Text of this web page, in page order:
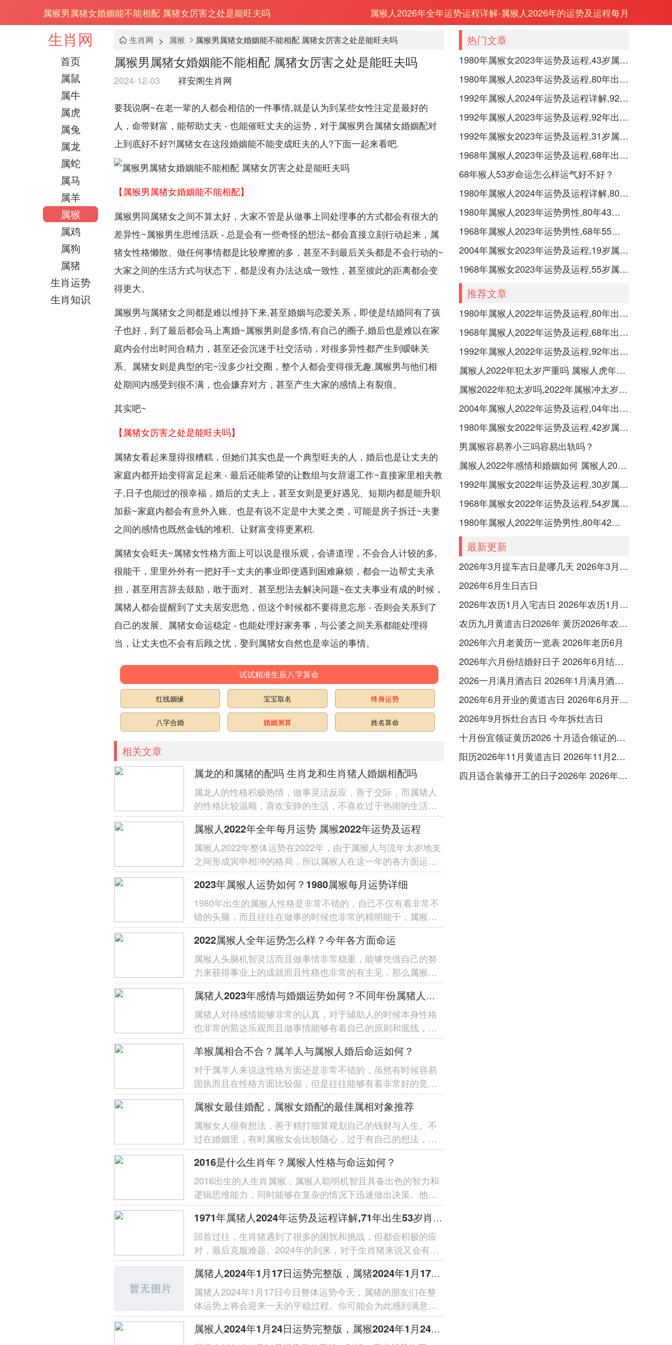
属猴男属猪女婚姻能不能相配 属猪女厉害之处是能旺夫吗 属猴人2026年全年运势运程详解-属猴人2026年的运势及运程每月
生肖网
首页
属鼠
属牛
属虎
属兔
属龙
属蛇
属马
属羊
属猴
属鸡
属狗
属猪
生肖运势
生肖知识
生肖网 > 属猴 属猴男属猪女婚姻能不能相配 属猪女厉害之处是能旺夫吗
属猴男属猪女婚姻能不能相配 属猪女厉害之处是能旺夫吗
2024-12-03 祥安阁生肖网
要我说啊~在老一辈的人都会相信的一件事情,就是认为到某些女性注定是最好的
人，命带财富，能帮助丈夫 - 也能催旺丈夫的运势，对于属猴男合属猪女婚姻配对
上到底好不好?!属猪女在这段婚姻能不能变成旺夫的人?下面一起来看吧.
【属猴男属猪女婚姻能不能相配】
属猴男同属猪女之间不算太好，大家不管是从做事上同处理事的方式都会有很大的
差异性~属猴男生思维活跃 - 总是会有一些奇怪的想法~都会直接立刻行动起来，属
猪女性格懒散、做任何事情都是比较摩擦的多，甚至不到最后关头都是不会行动的~
大家之间的生活方式与状态下，都是没有办法达成一致性，甚至彼此的距离都会变
得更大。
属猴男与属猪女之间都是难以维持下来,甚至婚姻与恋爱关系，即使是结婚同有了孩
子也好，到了最后都会马上离婚~属猴男则是多情,有自己的圈子,婚后也是难以在家
庭内会付出时间合精力，甚至还会沉迷于社交活动，对很多异性都产生到暧昧关
系、属猪女则是典型的宅~没多少社交圈，整个人都会变得很无趣,属猴男与他们相
处期间内感受到很不满，也会嫌弃对方，甚至产生大家的感情上有裂痕。
其实吧~
【属猪女厉害之处是能旺夫吗】
属猪女看起来显得很糟糕，但她们其实也是一个典型旺夫的人，婚后也是让丈夫的
家庭内都开始变得富足起来 - 最后还能希望的让数组与女辞退工作~直接家里相夫教
子,日子也能过的很幸福，婚后的丈夫上，甚至女则是更好遇见、短期内都是能升职
加薪~家庭内都会有意外入账、也是有说不定是中大奖之类，可能是房子拆迁~夫妻
之间的感情也既然金钱的堆积、让财富变得更累积.
属猪女会旺夫~属猪女性格方面上可以说是很乐观，会讲道理，不会合人计较的多,
很能干，里里外外有一把好手~丈夫的事业即使遇到困难麻烦，都会一边帮丈夫承
担，甚至用言辞去鼓励，敢于面对、甚至想法去解决问题~在丈夫事业有成的时候，
属猪人都会提醒到了丈夫居安思危，但这个时候都不要得意忘形 - 否则会关系到了
自己的发展、属猪女命运稳定 - 也能处理好家务事，与公婆之间关系都能处理得
当，让丈夫也不会有后顾之忧，娶到属猪女自然也是幸运的事情。
试试精准生辰八字算命
红线姻缘 宝宝取名 终身运势
八字合婚 婚姻测算 姓名算命
相关文章
属龙的和属猪的配吗 生肖龙和生肖猪人婚姻相配吗
属龙人的性格积极热情，做事灵活反应，善于交际，而属猪人
的性格比较温顺，喜欢安静的生活，不喜欢过于热闹的生活。
那么属龙的和属猪的配吗?所以接下...
属猴人2022年全年每月运势 属猴2022年运势及运程
属猴人2022年整体运势在2022年，由于属猴人与流年太岁地支
之间形成寅申相冲的格局，所以属猴人在这一年的各方面运势
都会遭遇到冲太岁的打击。在...
2023年属猴人运势如何？1980属猴每月运势详细
1980年出生的属猴人性格是非常不错的，自己不仅有着非常不
错的头脑，而且往往在做事的时候也非常的精明能干，属猴的
人天生非常的机灵而且反应非常...
2022属猴人全年运势怎么样？今年各方面命运
​属猴人头脑机智灵活而且做事情非常稳重，能够凭借自己的努
力来获得事业上的成就而且性格也非常的有主见，那么属猴人
今年运程怎么样能不能发财...
属猪人2023年感情与婚姻运势如何？不同年份属猪人感情运势详解
属猪人对待感情能够非常的认真，对于辅助人的时候本身性格
也非常的豁达乐观而且做事情能够有着自己的原则和底线，属
猪人往往在人际交往方面能够...
羊猴属相合不合？属羊人与属猴人婚后命运如何？
对于属羊人来说这性格方面还是非常不错的，虽然有时候容易
固执而且在性格方面比较倔，但是往往能够有着非常好的竞技
状态同时在心态方面能够保持...
属猴女最佳婚配，属猴女婚配的最佳属相对象推荐
属猴女人很有想法，善于精打细算规划自己的钱财与人生。不
过在婚姻里，有时属猴女会比较随心，过于有自己的想法，很
难劝动她们。但为了婚姻里能更加...
2016是什么生肖年？属猴人性格与命运如何？
2016出生的人生肖属猴，属猴人聪明机智且具备出色的智力和
逻辑思维能力，同时能够在复杂的情况下迅速做出决策。他们
对新事物和新领域的学习能力...
1971年属猪人2024年运势及运程详解,71年出生53岁肖猪人在2024全年每月运势完整版
回首过往，生肖猪遇到了很多的困扰和挑战，但都会积极的应
对，最后克服难题。2024年的到来，对于生肖猪来说又会有新
的期待。这一年生肖猪与太岁不存...
属猪人2024年1月17日运势完整版，属猪2024年1月17日今日运势如何
属猪人2024年1月17日今日整体运势今天，属猪的朋友们在整
体运势上将会迎来一天的平稳过程。你可能会为此感到满意，
因为过去的几天可能因为各种...
属猴人2024年1月24日运势完整版，属猴2024年1月24日今日运势如何
热门文章
1980年属猴女2023年运势及运程,43岁属猴人2023全年每月运势女性如何
1980年属猴人2023年运势及运程,80年出生的43岁生肖猴2023年每月运势详解
1992年属猴人2024年运势及运程详解,92年出生32岁肖猴人在2024全年每月运势完整版
1992年属猴人2023年运势及运程,92年出生的31岁生肖猴2023年每月运势详解
1992年属猴女2023年运势及运程,31岁属猴人2023全年每月运势女性如何
1968年属猴人2023年运势及运程,68年出生的55岁生肖猴2023年每月运势详解
68年猴人53岁命运怎么样运气好不好？
1980年属猴人2024年运势及运程详解,80年出生44岁肖猴人在2024全年每月运势完整版
1980年属猴人2023年运势男性,80年43岁属猴男2023年每月运程怎么样
1968年属猴人2023年运势男性,68年55岁属猴男2023年每月运程怎么样
2004年属猴女2023年运势及运程,19岁属猴人2023全年每月运势女性如何
1968年属猴女2023年运势及运程,55岁属猴人2023全年每月运势女性如何
推荐文章
1980年属猴人2022年运势及运程,80年出生的42岁属猴2022年每月运程详解
1968年属猴人2022年运势及运程,68年出生的54岁属猴2022年每月运程详解
1992年属猴人2022年运势及运程,92年出生的30岁属猴2022年每月运程详解
属猴人2022年犯太岁严重吗 属猴人虎年需要佩戴什么风水吉祥物
属猴2022年犯太岁吗,2022年属猴冲太岁如何化解运势
2004年属猴人2022年运势及运程,04年出生的18岁属猴2022年每月运程详解
1980年属猴女2022年运势及运程,42岁属猴人2022全年每月运势女性如何
男属猴容易养小三吗容易出轨吗？
属猴人2022年感情和婚姻如何 属猴人2022年如何旺桃花
1992年属猴女2022年运势及运程,30岁属猴人2022全年每月运势女性如何
1968年属猴女2022年运势及运程,54岁属猴人2022全年每月运势女性如何
1980年属猴人2022年运势男性,80年42岁属猴男2022年每月运程怎么样
最新更新
2026年3月提车吉日是哪几天 2026年3月26号提车
2026年6月生日吉日
2026年农历1月入宅吉日 2026年农历1月入宅最好的日子
农历九月黄道吉日2026年 黄历2026年农历九月黄道吉日查询
2026年六月老黄历一览表 2026年老历6月
2026年六月份结婚好日子 2026年6月结婚好吗
2026一月满月酒吉日 2026年1月满月酒吉日
2026年6月开业的黄道吉日 2026年6月开业黄道吉日查询
2026年9月拆灶台吉日 今年拆灶吉日
十月份宜领证黄历2026 十月适合领证的好日子2026年
阳历2026年11月黄道吉日 2026年11月26日阳历黄道吉日
四月适合装修开工的日子2026年 2026年四月份适合装修开工的黄道吉日